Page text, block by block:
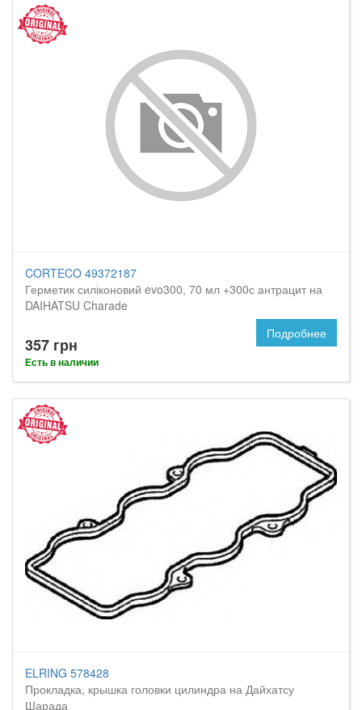
CORTECO 49372187
Герметик силіконовий evo300, 70 мл +300с антрацит на
DAIHATSU Charade
357 грн
Есть в наличии
Подробнее
ELRING 578428
Прокладка, крышка головки цилиндра на Дайхатсу
Шарада